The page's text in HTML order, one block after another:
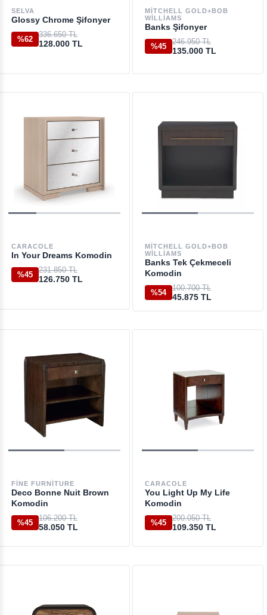
SELVA
Glossy Chrome Şifonyer
%62
336.650 TL
128.000 TL
MITCHELL GOLD+BOB
WILLIAMS
Banks Şifonyer
%45
246.950 TL
135.000 TL
CARACOLE
In Your Dreams Komodin
%45
231.850 TL
126.750 TL
MITCHELL GOLD+BOB
WILLIAMS
Banks Tek Çekmeceli
Komodin
%54
100.700 TL
45.875 TL
FINE FURNITURE
Deco Bonne Nuit Brown
Komodin
%45
106.200 TL
58.050 TL
CARACOLE
You Light Up My Life
Komodin
%45
200.050 TL
109.350 TL